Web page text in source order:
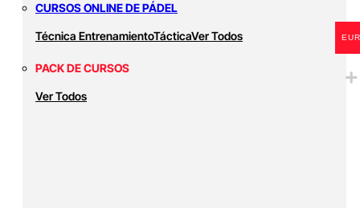
CURSOS ONLINE DE PÁDEL
Técnica EntrenamientoTácticaVer Todos
PACK DE CURSOS
Ver Todos
EUR